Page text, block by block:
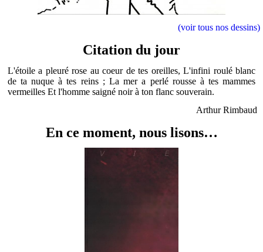
(voir tous nos dessins)
Citation du jour
L'étoile a pleuré rose au coeur de tes oreilles, L'infini roulé blanc
de ta nuque à tes reins ; La mer a perlé rousse à tes mammes
vermeilles Et l'homme saigné noir à ton flanc souverain.
Arthur Rimbaud
En ce moment, nous lisons…